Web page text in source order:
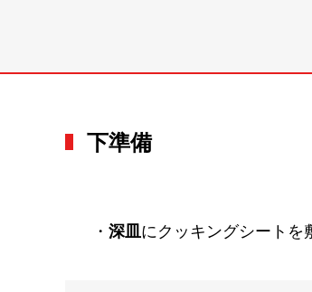
下準備
・ 深皿にクッキングシートを